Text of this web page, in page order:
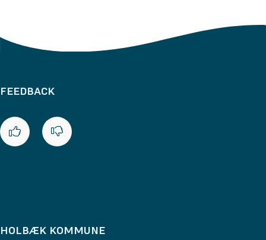
FEEDBACK
HOLBÆK KOMMUNE